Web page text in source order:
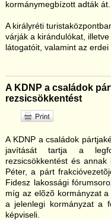
kormánymegbízott adták át.
A királyréti
várják a kirándulókat,
látogatóit, valamint az erdei
A KDNP a családok
rezsicsökkentést
A KDNP a családok
javítását tartja a
rezsicsökkentést és
Péter, a párt
Fidesz lakossági
míg az elõzõ kormányzat
a jelenlegi kormányzat a
képviseli.